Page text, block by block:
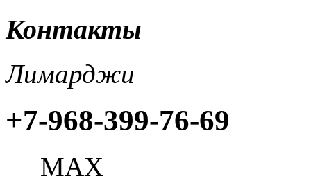
Контакты
Лимарджи
+7-968-399-76-69
МАХ